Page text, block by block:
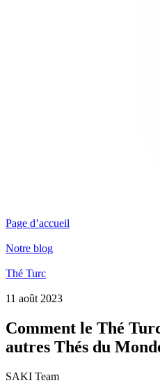
Page d’accueil
Notre blog
Thé Turc
11 août 2023
Comment le Thé
autres Thés du
SAKI Team